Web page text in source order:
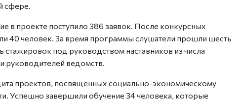
сфере.
в проекте поступило 386 заявок. После конкурсных
40 человек. За время программы слушатели прошли шесть
стажировок под руководством наставников из числа
руководителей ведомств.
проектов, посвященных социально-экономическому
Успешно завершили обучение 34 человека, которые